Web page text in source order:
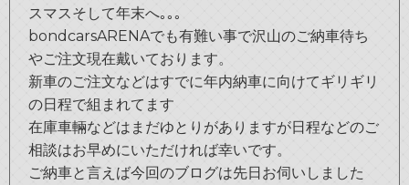
スマスそして年末へ｡｡｡
bondcarsARENAでも有難い事で沢山のご納車待ち
やご注文現在戴いております。
新車のご注文などはすでに年内納車に向けてギリギリ
の日程で組まれてます
在庫車輛などはまだゆとりがありますが日程などのご
相談はお早めにいただければ幸いです。
ご納車と言えば今回のブログは先日お伺いしました